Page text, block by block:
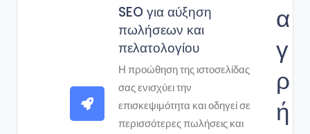
SEO για αύξηση
πωλήσεων και
πελατολογίου
Η προώθηση της ιστοσελίδας
σας ενισχύει την
επισκεψιμότητα και οδηγεί σε
περισσότερες πωλήσεις και
α
γ
ρ
ή